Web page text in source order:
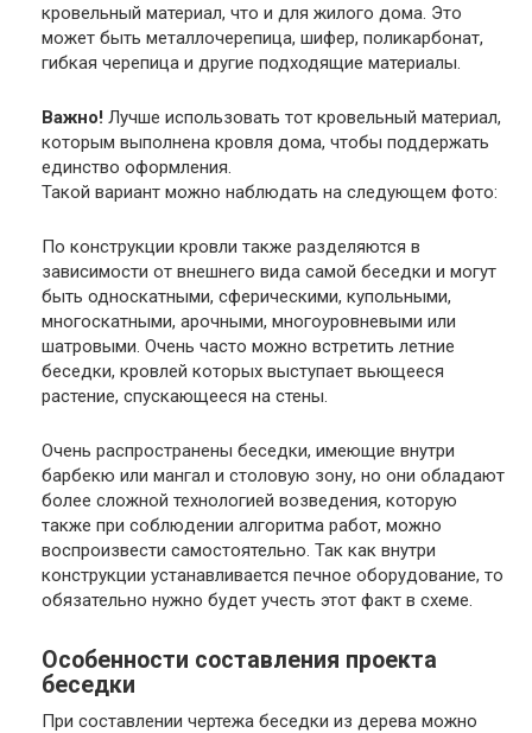
кровельный материал, что и для жилого дома. Это
может быть металлочерепица, шифер, поликарбонат,
гибкая черепица и другие подходящие материалы.
Важно! Лучше использовать тот кровельный материал,
которым выполнена кровля дома, чтобы поддержать
единство оформления.
Такой вариант можно наблюдать на следующем фото:
По конструкции кровли также разделяются в
зависимости от внешнего вида самой беседки и могут
быть односкатными, сферическими, купольными,
многоскатными, арочными, многоуровневыми или
шатровыми. Очень часто можно встретить летние
беседки, кровлей которых выступает вьющееся
растение, спускающееся на стены.
Очень распространены беседки, имеющие внутри
барбекю или мангал и столовую зону, но они обладают
более сложной технологией возведения, которую
также при соблюдении алгоритма работ, можно
воспроизвести самостоятельно. Так как внутри
конструкции устанавливается печное оборудование, то
обязательно нужно будет учесть этот факт в схеме.
Особенности составления проекта
беседки
При составлении чертежа беседки из дерева можно